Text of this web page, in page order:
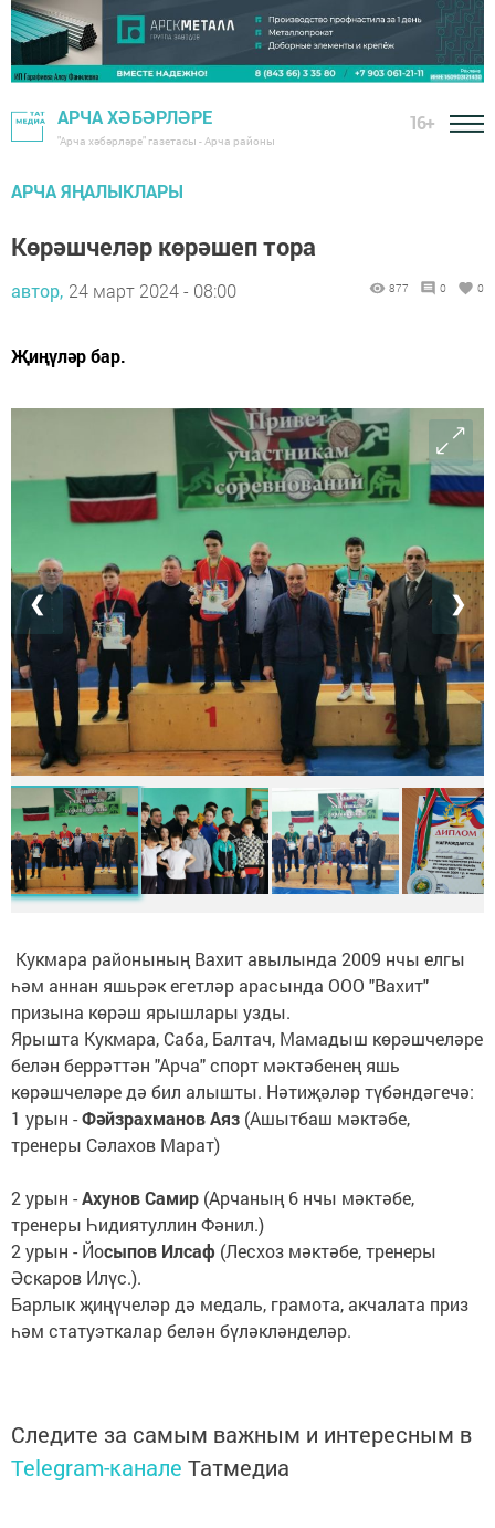
АРЧА ХӘБӘРЛӘРЕ
"Арча хәбәрләре" газетасы - Арча районы
16+
АРЧА ЯҢАЛЫКЛАРЫ
Көрәшчеләр көрәшеп тора
автор, 24 март 2024 - 08:00 877 0 0
Җиңүләр бар.
❮ ❯
Кукмара районының Вахит авылында 2009 нчы елгы
һәм аннан яшьрәк егетләр арасында ООО "Вахит"
призына көрәш ярышлары узды.
Ярышта Кукмара, Саба, Балтач, Мамадыш көрәшчеләре
белән беррәттән "Арча" спорт мәктәбенең яшь
көрәшчеләре дә бил алышты. Нәтиҗәләр түбәндәгечә:
1 урын -Фәйзрахманов Аяз (Ашытбаш мәктәбе,
тренеры Сәлахов Марат)
2 урын -Ахунов Самир (Арчаның 6 нчы мәктәбе,
тренеры Һидиятуллин Фәнил.)
2 урын - Йосыпов Илсаф (Лесхоз мәктәбе, тренеры
Әскаров Илүс.).
Барлык җиңүчеләр дә медаль, грамота, акчалата приз
һәм статуэткалар белән бүләкләнделәр.
Следите за самым важным и интересным в
Telegram-канале Татмедиа